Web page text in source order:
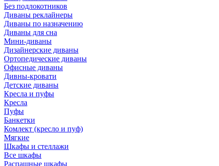
Без подлокотников
Диваны реклайнеры
Диваны по назначению
Диваны для сна
Мини-диваны
Дизайнерские диваны
Ортопедические диваны
Офисные диваны
Дивны-кровати
Детские диваны
Кресла и пуфы
Кресла
Пуфы
Банкетки
Комлект (кресло и пуф)
Мягкие
Шкафы и стеллажи
Все шкафы
Распашные шкафы